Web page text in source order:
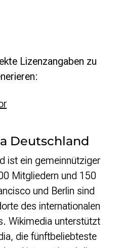
Lizenzangaben zu
:
Deutschland
ist ein gemeinnütziger
Mitgliedern und 150
und Berlin sind
des internationalen
Wikimedia unterstützt
die fünftbeliebteste